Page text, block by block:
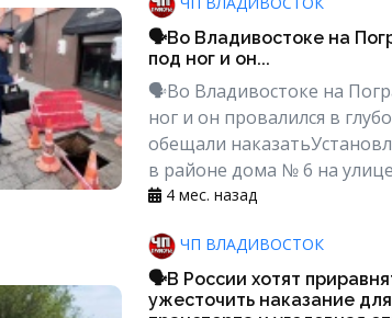
🗣Во Владивостоке на
под ног и он...
🗣Во Владивостоке на
ног и он провалился в
обещали
в районе дома № 6 на
4 мес. назад
ЧП ВЛАДИВОСТОК
🗣В России хотят
ужесточить наказание